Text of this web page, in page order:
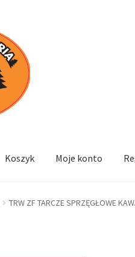
Koszyk Moje konto
TRW ZF TARCZE SPRZĘGŁOWE